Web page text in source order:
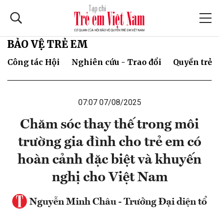
BẢO VỆ TRẺ EM
Công tác Hội Nghiên cứu - Trao đổi Quyền trẻ
07:07 07/08/2025
Chăm sóc thay thế trong môi
trường gia đình cho trẻ em có
hoàn cảnh đặc biệt và khuyến
nghị cho Việt Nam
Nguyễn Minh Châu - Trưởng Đại diện tổ